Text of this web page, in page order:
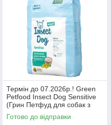
Термін до 07.2026р.! Green
Petfood Insect Dog Sensitive
(Грин Петфуд для собак з
чутливим травленням) 10кг.
Готово до відправки